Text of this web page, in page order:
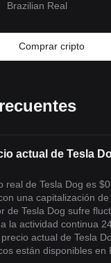
Brazilian Real
Comprar cripto
actual de Tesla
real de Tesla Dog es
una capitalización
de Tesla Dog sufre
la actividad continua
actual de Tesla
están disponibles en